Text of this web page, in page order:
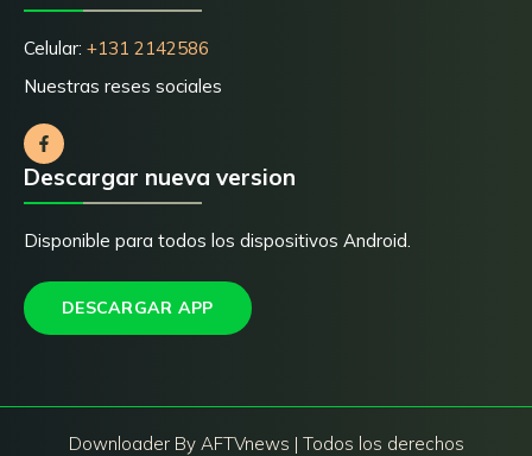
Celular: +131 2142586
Nuestras reses sociales
Descargar nueva version
Disponible para todos los dispositivos Android.
DESCARGAR APP
Downloader By AFTVnews | Todos los derechos